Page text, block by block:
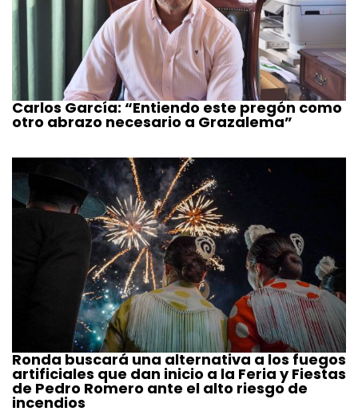
Carlos García: “Entiendo este pregón como
otro abrazo necesario a Grazalema”
Ronda buscará una alternativa a los fuegos
artificiales que dan inicio a la Feria y Fiestas
de Pedro Romero ante el alto riesgo de
incendios